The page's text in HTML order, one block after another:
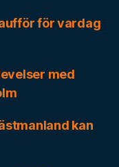
för vardag
med
kan